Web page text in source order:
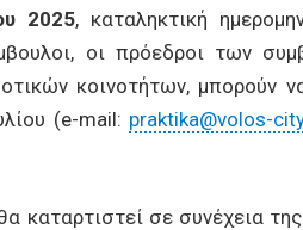
2025, καταληκτική
οι πρόεδροι των
κοινοτήτων, μπορούν
(e-mail: praktika@volos-
καταρτιστεί σε συνέχεια